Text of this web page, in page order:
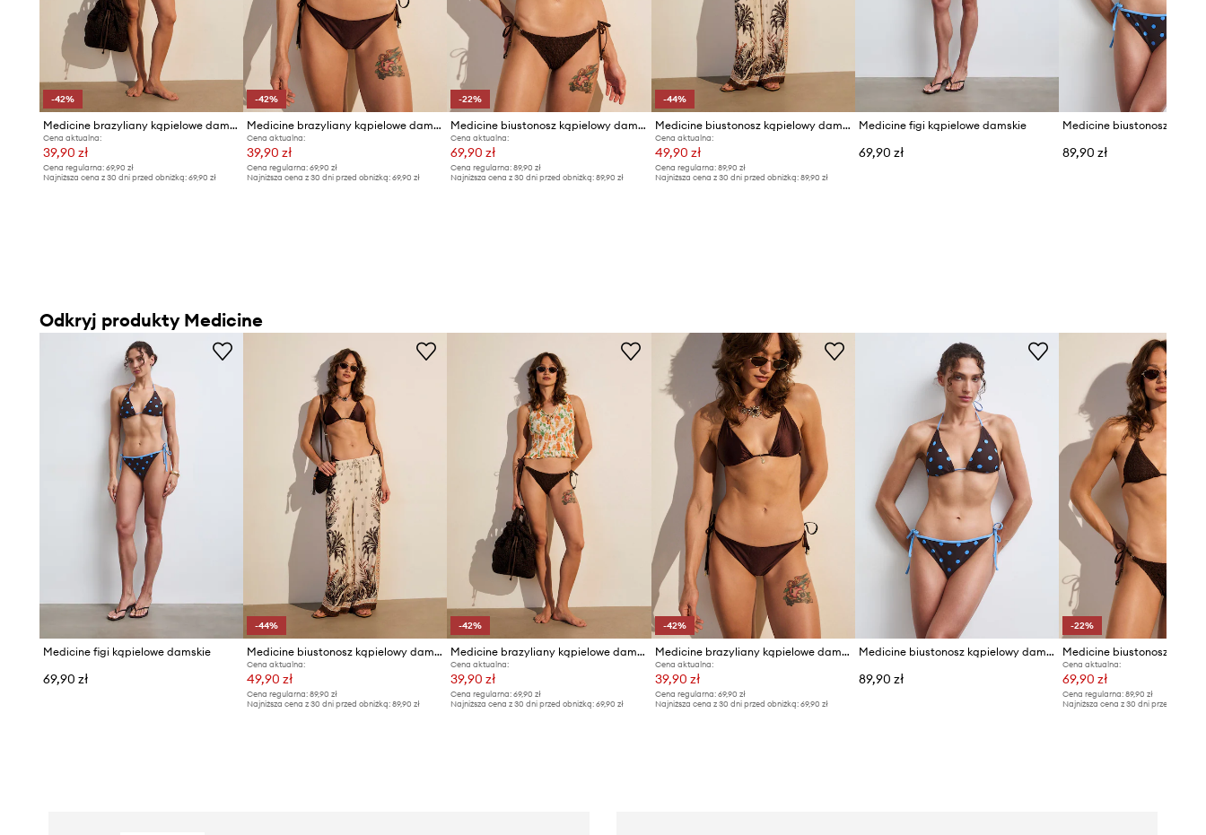
-42%
Medicine brazyliany kąpielowe damskie
Cena aktualna:
39,90 zł
Cena regularna: 69,90 zł
Najniższa cena z 30 dni przed obniżką: 69,90 zł
-42%
Medicine brazyliany kąpielowe damskie
Cena aktualna:
39,90 zł
Cena regularna:69,90 zł
Najniższa cena z 30 dni przed obniżką:69,90 zł
-22%
Medicine biustonosz kąpielowy damski
Cena aktualna:
69,90 zł
Cena regularna: 89,90 zł
Najniższa cena z 30 dni przed obniżką: 89,90 zł
-44%
Medicine biustonosz kąpielowy damski
Cena aktualna:
49,90 zł
Cena regularna: 89,90 zł
Najniższa cena z 30 dni przed obniżką: 89,90 zł
Medicine figi kąpielowe damskie
69,90 zł 89,90 zł
Odkryj produkty Medicine
Medicine figi kąpielowe damskie
69,90 zł
-44%
Medicine biustonosz kąpielowy damski
Cena aktualna:
49,90 zł
Cena regularna:89,90 zł
Najniższa cena z 30 dni przed obniżką:89,90 zł
-42%
Medicine brazyliany kąpielowe damskie
Cena aktualna:
39,90 zł
Cena regularna: 69,90 zł
Najniższa cena z 30 dni przed obniżką: 69,90 zł
-42%
Medicine brazyliany kąpielowe damskie
Cena aktualna:
39,90 zł
Cena regularna: 69,90 zł
Najniższa cena z 30 dni przed obniżką: 69,90 zł
Medicine biustonosz kąpielowy damski
89,90 zł
-22%
Cena aktualna:
69,90 zł
Cena regularna: 89,90 zł
Najniższa cena z 30 dni przed obniżką: